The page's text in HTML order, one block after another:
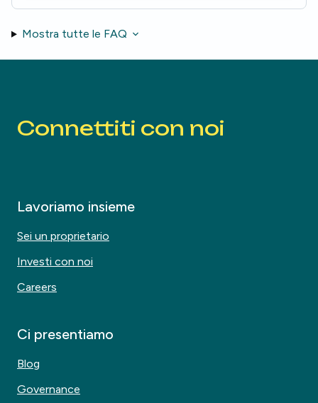
Mostra tutte le FAQ
Connettiti con noi
Lavoriamo insieme
Sei un proprietario
Investi con noi
Careers
Ci presentiamo
Blog
Governance